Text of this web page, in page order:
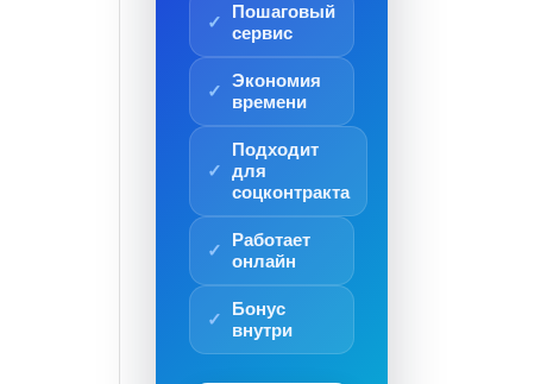
Пошаговый
сервис
Экономия
времени
Подходит
для
соцконтракта
Работает
онлайн
Бонус
внутри